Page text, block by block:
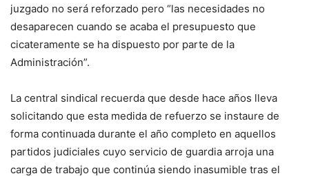
juzgado no será reforzado pero “las necesidades no
desaparecen cuando se acaba el presupuesto que
cicateramente se ha dispuesto por parte de la
Administración”.
La central sindical recuerda que desde hace años lleva
solicitando que esta medida de refuerzo se instaure de
forma continuada durante el año completo en aquellos
partidos judiciales cuyo servicio de guardia arroja una
carga de trabajo que continúa siendo inasumible tras el